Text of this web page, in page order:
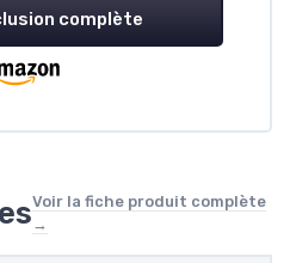
complète
Voir la fiche produit complète
→